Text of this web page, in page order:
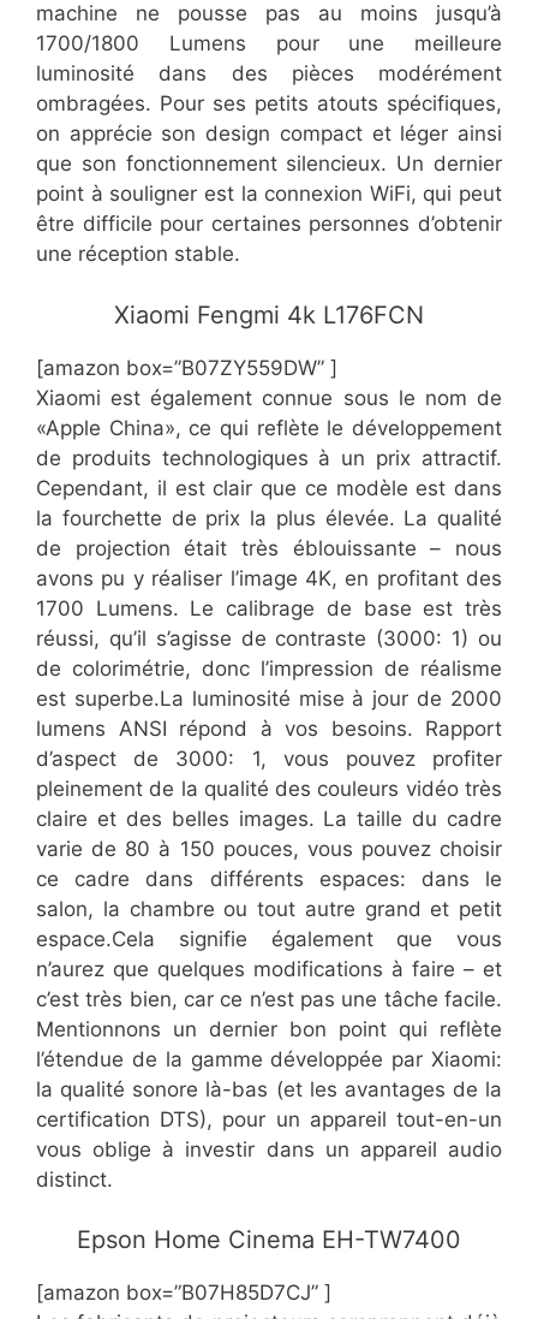
machine ne pousse pas au moins jusqu’à
1700/1800 Lumens pour une meilleure
luminosité dans des pièces modérément
ombragées. Pour ses petits atouts spécifiques,
on apprécie son design compact et léger ainsi
que son fonctionnement silencieux. Un dernier
point à souligner est la connexion WiFi, qui peut
être difficile pour certaines personnes d’obtenir
une réception stable.
​​Xiaomi Fengmi 4k L176FCN
[amazon box=”​​B07ZY559DW” ]
​Xiaomi est également connue sous le nom de
«Apple China», ce qui reflète le développement
de produits technologiques à un prix attractif.
Cependant, il est clair que ce modèle est dans
la fourchette de prix la plus élevée. La qualité
de projection était très éblouissante – nous
avons pu y réaliser l’image 4K, en profitant des
1700 Lumens. Le calibrage de base est très
réussi, qu’il s’agisse de contraste (3000: 1) ou
de colorimétrie, donc l’impression de réalisme
est superbe.La luminosité mise à jour de 2000
lumens ANSI répond à vos besoins. Rapport
d’aspect de 3000: 1, vous pouvez profiter
pleinement de la qualité des couleurs vidéo très
claire et des belles images. La taille du cadre
varie de 80 à 150 pouces, vous pouvez choisir
ce cadre dans différents espaces: dans le
salon, la chambre ou tout autre grand et petit
espace.Cela signifie également que vous
n’aurez que quelques modifications à faire – et
c’est très bien, car ce n’est pas une tâche facile.
Mentionnons un dernier bon point qui reflète
l’étendue de la gamme développée par Xiaomi:
la qualité sonore là-bas (et les avantages de la
certification DTS), pour un appareil tout-en-un
vous oblige à investir dans un appareil audio
distinct.
​​Epson Home Cinema EH-TW7400
[amazon box=”​​B07H85D7CJ” ]